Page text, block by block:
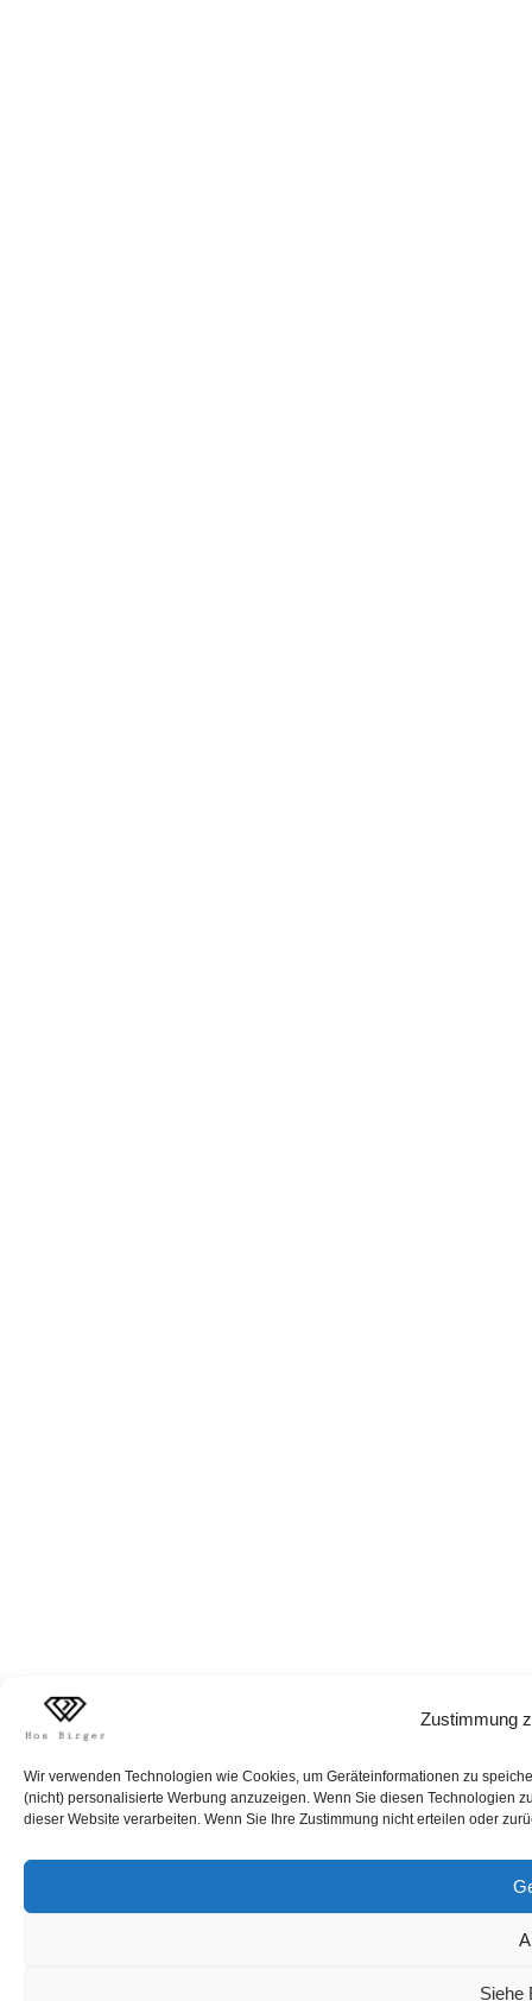
Zustimmung
Wir verwenden Technologien wie Cookies, um Geräteinformationen zu
(nicht) personalisierte Werbung anzuzeigen. Wenn Sie diesen Technologien
dieser Website verarbeiten. Wenn Sie Ihre Zustimmung nicht erteilen oder
Siehe